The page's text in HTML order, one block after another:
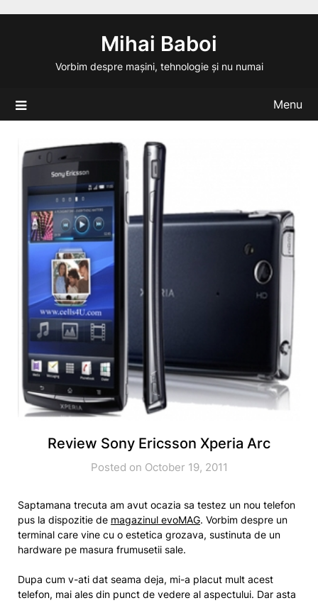
Mihai Baboi
Vorbim despre mașini, tehnologie și nu numai
Menu
Review Sony Ericsson Xperia Arc
Posted on October 19, 2011
Saptamana trecuta am avut ocazia sa testez un nou telefon
pus la dispozitie de magazinul evoMAG. Vorbim despre un
terminal care vine cu o estetica grozava, sustinuta de un
hardware pe masura frumusetii sale.
Dupa cum v-ati dat seama deja, mi-a placut mult acest
telefon, mai ales din punct de vedere al aspectului. Dar asta